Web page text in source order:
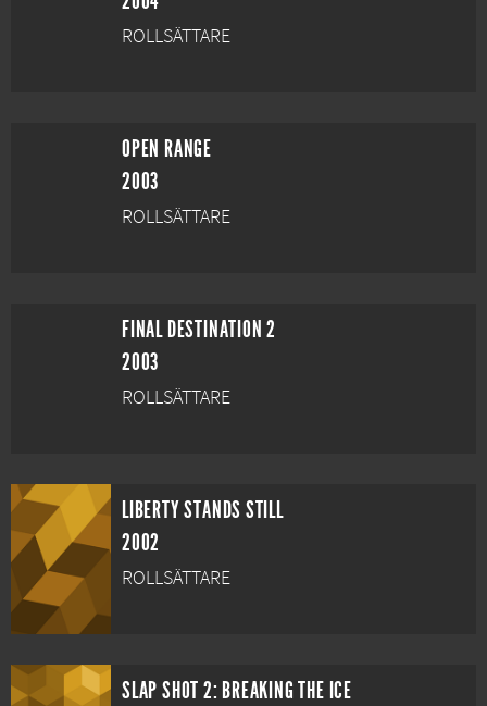
ROLLSÄTTARE
OPEN RANGE
2003
ROLLSÄTTARE
FINAL DESTINATION 2
2003
ROLLSÄTTARE
LIBERTY STANDS STILL
2002
ROLLSÄTTARE
SLAP SHOT 2: BREAKING THE ICE